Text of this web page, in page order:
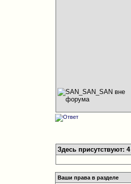
Здесь присутствуют: 4
Ваши права в разделе